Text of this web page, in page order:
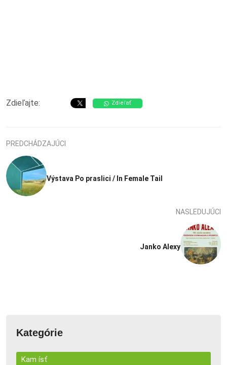
Zdieľajte: Zdieľať
PREDCHÁDZAJÚCI
Výstava Po praslici / In Female Tail
NASLEDUJÚCI
Janko Alexy
Kategórie
Kam ísť